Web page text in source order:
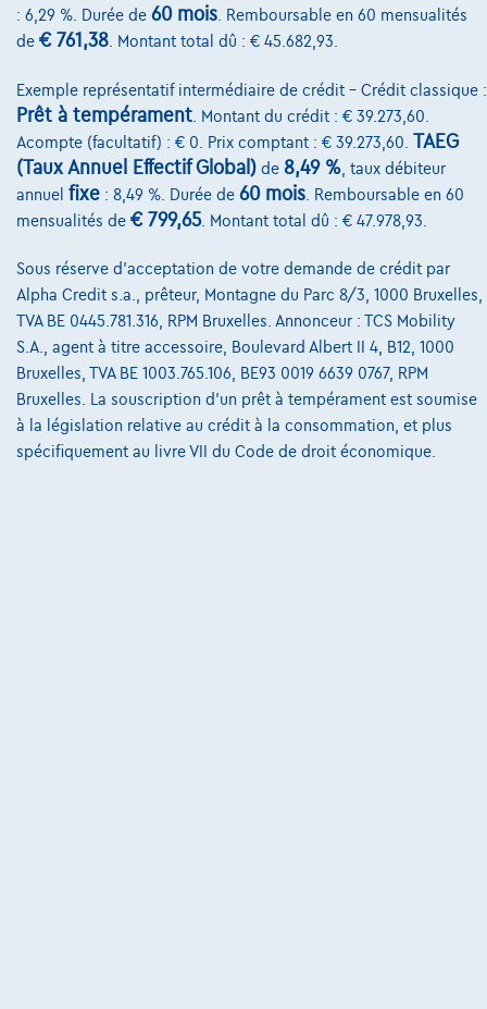
: 6,29 %. Durée de 60 mois . Remboursable en 60 mensualités
de € 761,38 . Montant total dû : € 45.682,93.
Exemple représentatif intermédiaire de crédit – Crédit classique :
Prêt à tempérament . Montant du crédit : € 39.273,60.
Acompte (facultatif) : € 0. Prix comptant : € 39.273,60. TAEG
(Taux Annuel Effectif Global) de 8,49 % , taux débiteur
annuel fixe : 8,49 %. Durée de 60 mois . Remboursable en 60
mensualités de € 799,65. Montant total dû : € 47.978,93.
Sous réserve d'acceptation de votre demande de crédit par
Alpha Credit s.a., prêteur, Montagne du Parc 8/3, 1000 Bruxelles,
TVA BE 0445.781.316, RPM Bruxelles. Annonceur : TCS Mobility
S.A., agent à titre accessoire, Boulevard Albert II 4, B12, 1000
Bruxelles, TVA BE 1003.765.106, BE93 0019 6639 0767, RPM
Bruxelles. La souscription d'un prêt à tempérament est soumise
à la législation relative au crédit à la consommation, et plus
spécifiquement au livre VII du Code de droit économique.
Devenez client
Charte de qualité
Nos dealers
Nos partenaires
Contact
@2024 TCS Mobility SA/NV Copyright
Conditions Générales
Conditions d'assistance